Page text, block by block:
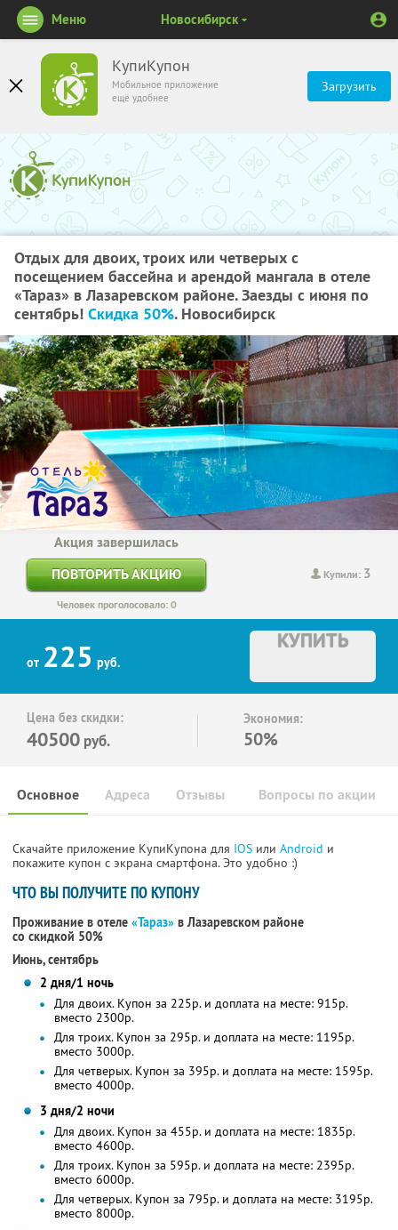
КупиКупон
Мобильное приложение
ещё удобнее
Загрузить
Меню Новосибирск
Отдых для двоих, троих или четверых с
посещением бассейна и арендой мангала в отеле
«Тараз» в Лазаревском районе. Заезды с июня по
сентябрь! Скидка 50%. Новосибирск
Купили: 3
Акция завершилась
ПОВТОРИТЬ АКЦИЮ
Человек проголосовало: 0
от 225 руб.
КУПИТЬ
Цена без скидки:
40500 руб.
Экономия:
50%
Основное Отзывы Вопросы по акции
Адреса
Скачайте приложение КупиКупона для IOS или Android и
покажите купон с экрана смартфона. Это удобно :)
ЧТО ВЫ ПОЛУЧИТЕ ПО КУПОНУ
Проживание в отеле «Тараз» в Лазаревском районе
со скидкой 50%
Июнь, сентябрь
2 дня/1 ночь
Для двоих. Купон за 225р. и доплата на месте: 915р.
вместо 2300р.
Для троих. Купон за 295р. и доплата на месте: 1195р.
вместо 3000р.
Для четверых. Купон за 395р. и доплата на месте: 1595р.
вместо 4000р.
3 дня/2 ночи
Для двоих. Купон за 455р. и доплата на месте: 1835р.
вместо 4600р.
Для троих. Купон за 595р. и доплата на месте: 2395р.
вместо 6000р.
Для четверых. Купон за 795р. и доплата на месте: 3195р.
вместо 8000р.